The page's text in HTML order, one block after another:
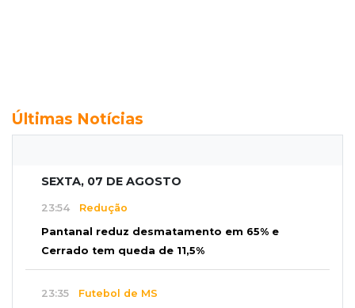
Últimas Notícias
SEXTA, 07 DE AGOSTO
23:54 Redução
Pantanal reduz desmatamento em 65% e
Cerrado tem queda de 11,5%
23:35 Futebol de MS